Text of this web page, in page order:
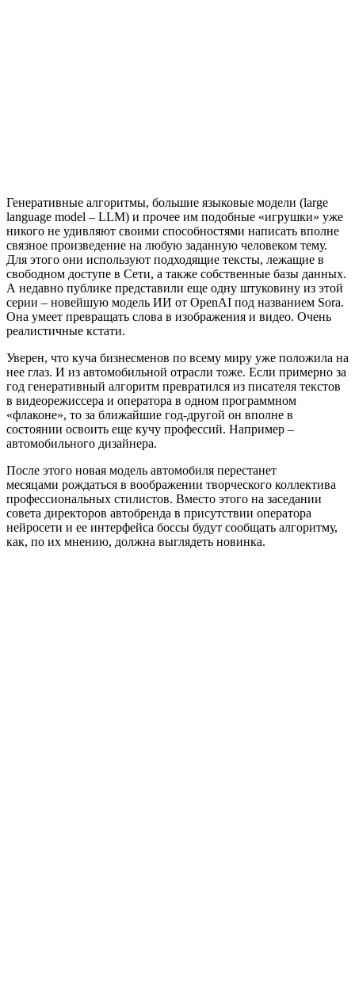
Генеративные алгоритмы, большие языковые модели (large
language model – LLM) и прочее им подобные «игрушки» уже
никого не удивляют своими способностями написать вполне
связное произведение на любую заданную человеком тему.
Для этого они используют подходящие тексты, лежащие в
свободном доступе в Сети, а также собственные базы данных.
А недавно публике представили еще одну штуковину из этой
серии – новейшую модель ИИ от OpenAI под названием Sora.
Она умеет превращать слова в изображения и видео. Очень
реалистичные кстати.
Уверен, что куча бизнесменов по всему миру уже положила на
нее глаз. И из автомобильной отрасли тоже. Если примерно за
год генеративный алгоритм превратился из писателя текстов
в видеорежиссера и оператора в одном программном
«флаконе», то за ближайшие год-другой он вполне в
состоянии освоить еще кучу профессий. Например –
автомобильного дизайнера.
После этого новая модель автомобиля перестанет
месяцами рождаться в воображении творческого коллектива
профессиональных стилистов. Вместо этого на заседании
совета директоров автобренда в присутствии оператора
нейросети и ее интерфейса боссы будут сообщать алгоритму,
как, по их мнению, должна выглядеть новинка.